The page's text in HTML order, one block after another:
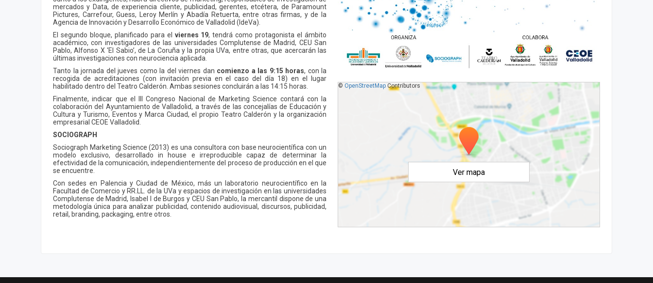
mercados y Data, de experiencia cliente, publicidad, gerentes, etcétera, de Paramount
Pictures, Carrefour, Guess, Leroy Merlín y Abadía Retuerta, entre otras firmas, y de la
Agencia de Innovación y Desarrollo Económico de Valladolid (IdeVa).
El segundo bloque, planificado para el viernes 19, tendrá como protagonista el ámbito
académico, con investigadores de las universidades Complutense de Madrid, CEU San
Pablo, Alfonso X ‘El Sabio’, de La Coruña y la propia UVa, entre otras, que acercarán las
últimas investigaciones con neurociencia aplicada.
Tanto la jornada del jueves como la del viernes dan comienzo a las 9:15 horas, con la
recogida de acreditaciones (con invitación previa en el caso del día 18) en el lugar
habilitado dentro del Teatro Calderón. Ambas sesiones concluirán a las 14:15 horas.
Finalmente, indicar que el III Congreso Nacional de Marketing Science contará con la
colaboración del Ayuntamiento de Valladolid, a través de las concejalías de Educación y
Cultura y Turismo, Eventos y Marca Ciudad, el propio Teatro Calderón y la organización
empresarial CEOE Valladolid.
SOCIOGRAPH
Sociograph Marketing Science (2013) es una consultora con base neurocientífica con un
modelo exclusivo, desarrollado in house e irreproducible capaz de determinar la
efectividad de la comunicación, independientemente del proceso de producción en el que
se encuentre.
Con sedes en Palencia y Ciudad de México, más un laboratorio neurocientífico en la
Facultad de Comercio y RR.LL. de la UVa y espacios de investigación en las universidades
Complutense de Madrid, Isabel I de Burgos y CEU San Pablo, la mercantil dispone de una
metodología única para analizar publicidad, contenido audiovisual, discursos, publicidad,
retail, branding, packaging, entre otros.
Ver mapa
© OpenStreetMapContributors